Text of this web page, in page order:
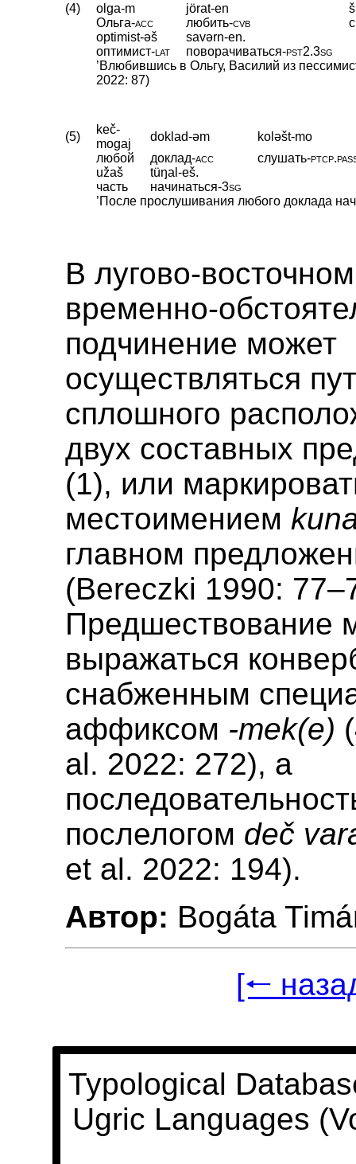
(4) olga-m jörat-en
Ольга‑acc любить‑cvb
optimist-əš
savərn-en.
оптимист‑lat поворачиваться‑pst2.3sg
’Влюбившись в Ольгу, Василий из
2022: 87)
(5)
keč-
mogaj
doklad-əm
koləšt-mo
любой
доклад‑acc слушать‑ptcp.
užaš
tüŋal-eš.
часть
начинаться‑3sg
’После прослушивания любого доклада
В лугово-
временно-
подчинение может
осуществляться
сплошного
двух составных
(1), или
местоимением
главном
(Bereczki 1990:
Предшествование
выражаться
снабженным
аффиксом -mek(e)
al. 2022: 272), а
послелогом deč
et al. 2022: 194).
Автор: Bogáta
[🠐
Typological
Ugric Languages